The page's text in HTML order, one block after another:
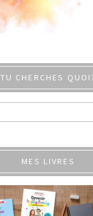
TU CHERCHES
MES LIVRES